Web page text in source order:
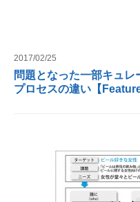
2017/02/25
問題となった一部キュ
プロセスの違い【Feature